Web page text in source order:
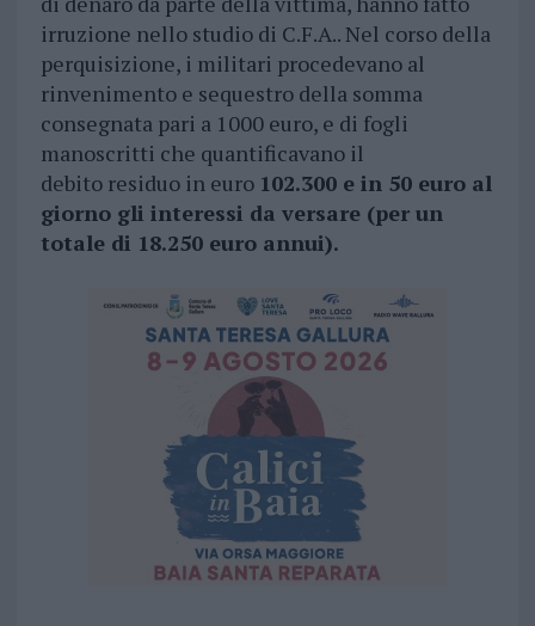
irruzione nello studio di C.F.A.. Nel corso della
perquisizione, i militari procedevano al
rinvenimento e sequestro della somma
consegnata pari a 1000 euro, e di fogli
manoscritti che quantificavano il
debito residuo in euro 102.300 e in 50 euro al
giorno gli interessi da versare (per un
totale di 18.250 euro annui).